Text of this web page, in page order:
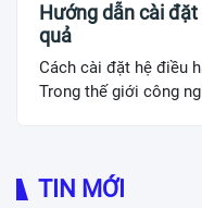
Hướng dẫn cài
quả
Cách cài đặt hệ điều
Trong thế giới công
TIN MỚI